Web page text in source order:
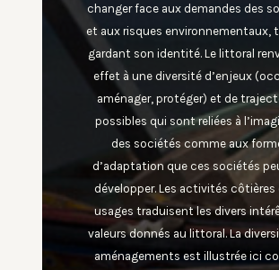
changer face aux demandes des
et aux risques environnementaux,
gardant son identité. Le littoral
effet à une diversité d’enjeux
aménager, protéger) et de
possibles qui sont reliées à
des sociétés comme aux
d’adaptation que ces sociétés
développer. Les activités côtières
usages traduisent les divers
valeurs donnés au littoral. La
aménagements est illustrée ici